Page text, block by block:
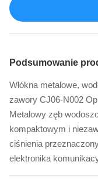
Podsumowanie
Włókna metalowe,
zawory CJ06-N002
Metalowy zęb
kompaktowym i
ciśnienia
elektronika